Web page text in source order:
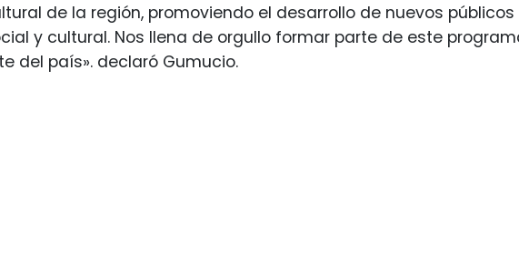
de la región, promoviendo el desarrollo de nuevos
y cultural. Nos llena de orgullo formar parte de este
del país». declaró Gumucio.